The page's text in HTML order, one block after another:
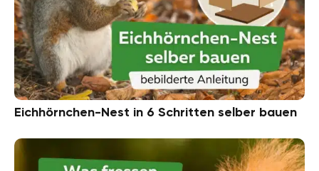
Eichhörnchen-Nest in 6 Schritten selber bauen